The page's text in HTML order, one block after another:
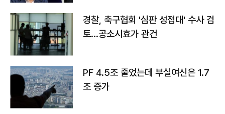
경찰, 축구협회 '심판 성접대' 수사 검
토…공소시효가 관건
PF 4.5조 줄었는데 부실여신은 1.7
조 증가